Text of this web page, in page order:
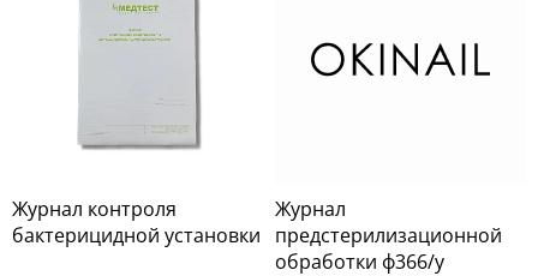
Журнал контроля
бактерицидной установки
Журнал
предстерилизационной
обработки ф366/у